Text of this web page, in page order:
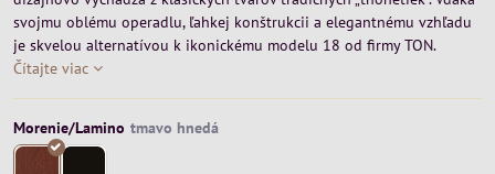
svojmu oblému operadlu, ľahkej konštrukcii a elegantnému vzhľadu
je skvelou alternatívou k ikonickému modelu 18 od firmy TON.
Čítajte viac
Morenie/Lamino